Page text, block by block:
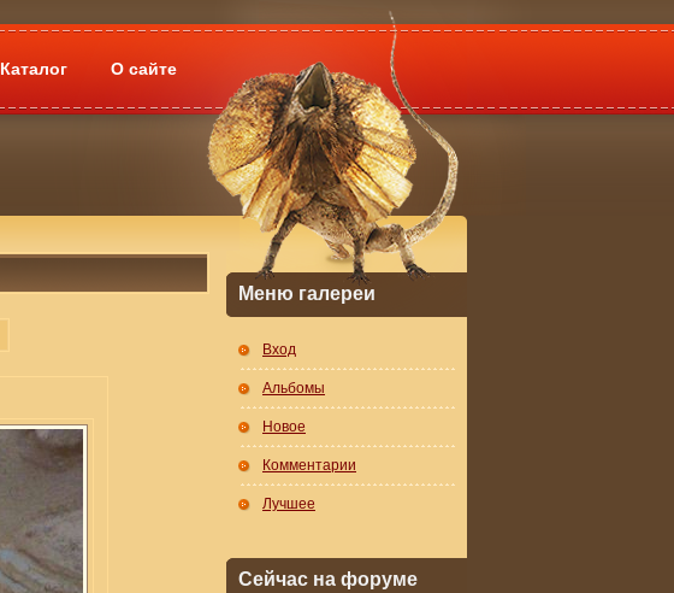
Каталог О сайте
Меню галереи
Вход
Альбомы
Новое
Комментарии
Лучшее
Сейчас на форуме